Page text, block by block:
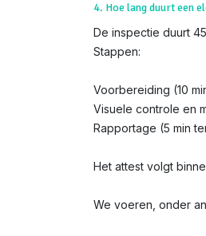
4. Hoe lang duurt een
De inspectie duurt
Stappen:
Voorbereiding (10
Visuele controle en
Rapportage (5 min
Het attest volgt
We voeren, onder